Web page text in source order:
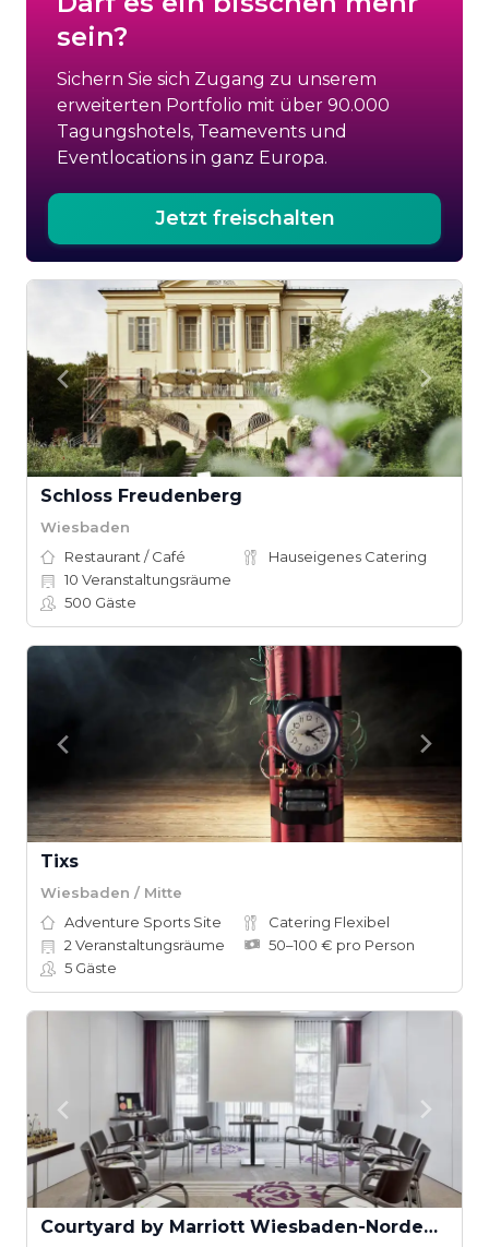
sein?
Sichern Sie sich Zugang zu unserem
erweiterten Portfolio mit über 90.000
Tagungshotels, Teamevents und
Eventlocations in ganz Europa.
Jetzt freischalten
Schloss Freudenberg
Wiesbaden
Restaurant / Café
Hauseigenes Catering
10 Veranstaltungsräume
500 Gäste
Tixs
Wiesbaden / Mitte
Adventure Sports Site
Catering Flexibel
2 Veranstaltungsräume
50–100 € pro Person
5 Gäste
Courtyard by Marriott Wiesbaden-Nordenstadt